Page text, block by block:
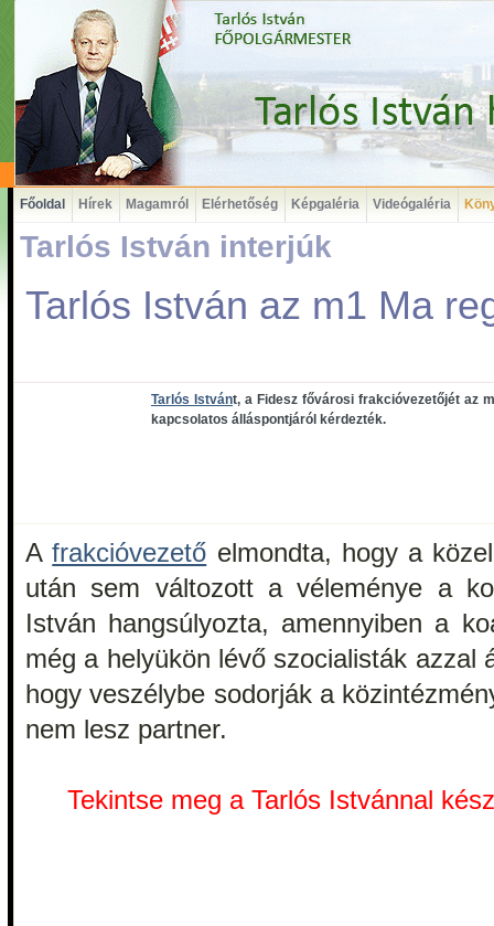
Főoldal Hírek Magamról Elérhetőség Képgaléria Videógaléria
Tarlós István interjúk
Tarlós István az m1 Ma
Tarlós Istvánt, a Fidesz fővárosi frakcióvezetőjét az
kapcsolatos álláspontjáról kérdezték.
Afrakcióvezető elmondta, hogy a
után sem változott a véleménye a
István hangsúlyozta, amennyiben a
még a helyükön lévő szocialisták azzal
hogy veszélybe sodorják a
nem lesz partner.
Tekintse meg a Tarlós Istvánnal